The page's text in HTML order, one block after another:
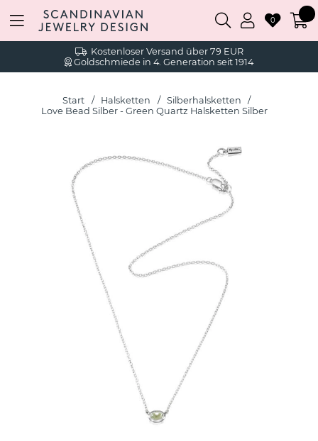
Kostenloser Versand über 79 EUR
Goldschmiede in 4. Generation seit 1914
0
Start Halsketten
Silberhalsketten
Love Bead Silber - Green Quartz Halsketten Silber